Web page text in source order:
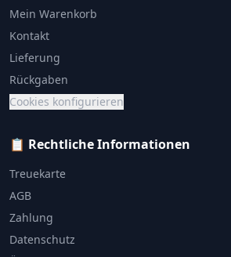
Mein Warenkorb
Kontakt
Lieferung
Rückgaben
Cookies konfigurieren
📋 Rechtliche Informationen
Treuekarte
AGB
Zahlung
Datenschutz